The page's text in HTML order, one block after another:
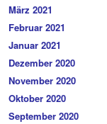
März 2021
Februar 2021
Januar 2021
Dezember 2020
November 2020
Oktober 2020
September 2020